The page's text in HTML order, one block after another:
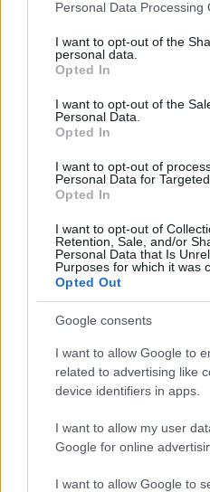
Please note that this website/
not limited to your visit or
grant or deny consent to
use your data for below
consent section.
Personal Data Processing
I want to opt-out of the
personal data.
Opted In
I want to opt-out of the
Personal Data.
Opted In
I want to opt-out of
Personal Data for
Opted In
I want to opt-out of
Retention, Sale, and/or
Personal Data that Is
Purposes for which it was
Opted Out
Google consents
I want to allow Google to
related to advertising like
device identifiers in apps.
I want to allow my user
Google for online
I want to allow Google to
08.03.18
Κρήτη: Μπήκε στο
τα ζώα του